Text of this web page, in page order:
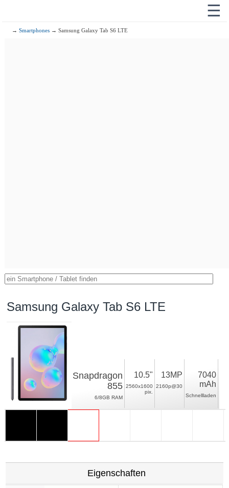
☰
→Smartphones → Samsung Galaxy Tab S6 LTE
Samsung Galaxy Tab S6 LTE
Snapdragon
855
6/8GB RAM
10.5"
2560x1600
pix.
13MP
2160p@30
7040
mAh
Schnellladen
Eigenschaften